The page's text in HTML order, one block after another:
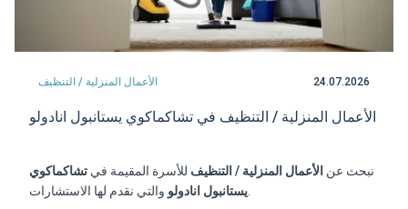
الأعمال المنزلية / التنظيف 24.07.2026
الأعمال المنزلية / التنظيف في تشاكماكوي يستانبول انادولو
نبحث عن الأعمال المنزلية / التنظيف للأسرة المقيمة في تشاكماكوي
يستانبول انادولووالتي نقدم لها الاستشارات.